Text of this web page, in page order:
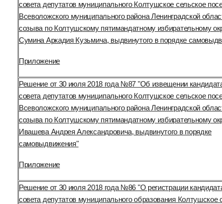
совета депутатов муниципального Колтушское сельское
Всеволожского муниципального района Ленинградской
созыва по Колтушскому пятимандатному избирательному
Сумина Аркадия Кузьмича, выдвинутого в порядке
Приложение
Решение от 30 июля 2018 года №87 "Об извещении
совета депутатов муниципального Колтушское сельское
Всеволожского муниципального района Ленинградской
созыва по Колтушскому пятимандатному избирательному
Ивашева Андрея Александровича, выдвинутого в порядке
самовыдвижения"
Приложение
Решение от 30 июля 2018 года №86 "О регистрации
совета депутатов муниципального образования Колтушское